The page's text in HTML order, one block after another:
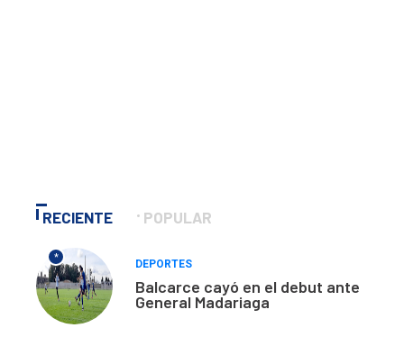
RECIENTE POPULAR
*
DEPORTES
Balcarce cayó en el debut ante
General Madariaga